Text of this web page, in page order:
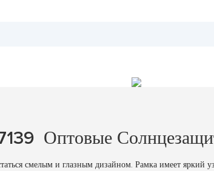
Оптовые
смелым и глазным дизайном. Рамка имеет яркий